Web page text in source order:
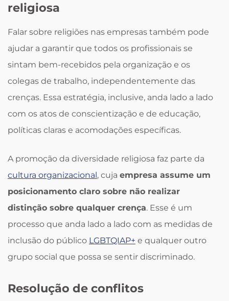
religiosa
Falar sobre religiões nas empresas também pode
ajudar a garantir que todos os profissionais se
sintam bem-recebidos pela organização e os
colegas de trabalho, independentemente das
crenças. Essa estratégia, inclusive, anda lado a lado
com os atos de conscientização e de educação,
políticas claras e acomodações específicas.
A promoção da diversidade religiosa faz parte da
cultura organizacional, cuja empresa assume um
posicionamento claro sobre não realizar
distinção sobre qualquer crença. Esse é um
processo que anda lado a lado com as medidas de
inclusão do público LGBTQIAP+ e qualquer outro
grupo social que possa se sentir discriminado.
Resolução de conflitos